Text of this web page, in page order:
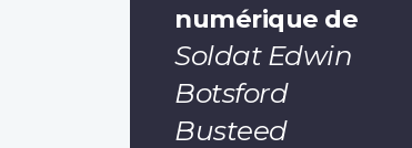
numérique de
Soldat Edwin
Botsford
Busteed